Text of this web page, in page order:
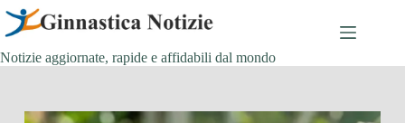
Salta
contenuto
Notizie aggiornate, rapide e affidabili dal mondo